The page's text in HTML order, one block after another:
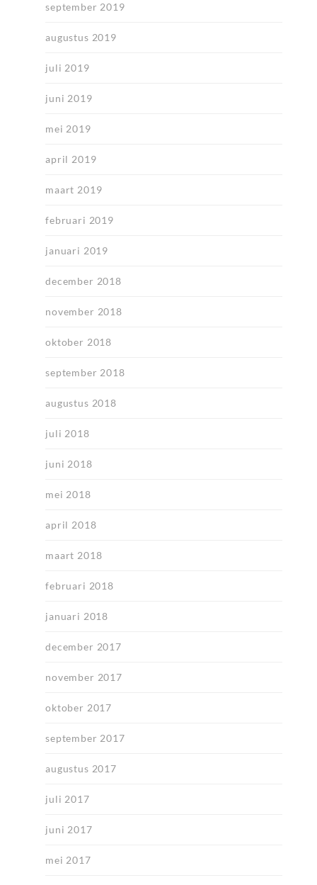
september 2019
augustus 2019
juli 2019
juni 2019
mei 2019
april 2019
maart 2019
februari 2019
januari 2019
december 2018
november 2018
oktober 2018
september 2018
augustus 2018
juli 2018
juni 2018
mei 2018
april 2018
maart 2018
februari 2018
januari 2018
december 2017
november 2017
oktober 2017
september 2017
augustus 2017
juli 2017
juni 2017
mei 2017